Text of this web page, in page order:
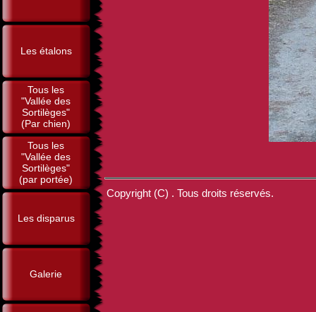
Les étalons
Tous les
"Vallée des
Sortilèges"
(Par chien)
Tous les
"Vallée des
Sortilèges"
(par portée)
Les disparus
Galerie
Copyright (C) . Tous droits réservés.